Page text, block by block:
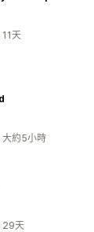
天
大約5小時
29天